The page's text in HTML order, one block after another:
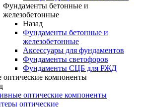
Фундаменты бетонные и
железобетонные
Назад
Фундаменты бетонные и
железобетонные
Аксессуары для фундаментов
Фундаменты светофоров
Фундаменты СЦБ для РЖД
оптические компоненты
оптические компоненты
оптические